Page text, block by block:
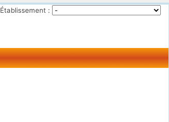
Établissement :